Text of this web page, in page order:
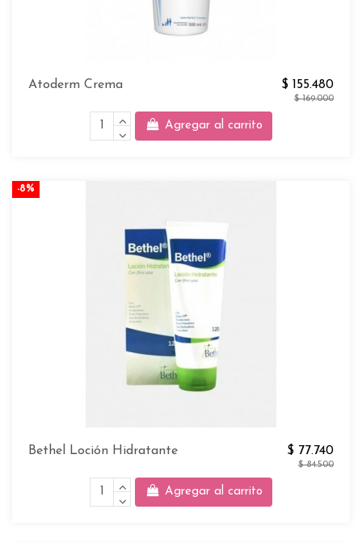
Atoderm Crema $ 155.480
$ 169.000
Agregar al carrito
-8%
Bethel Loción Hidratante $ 77.740
$ 84.500
Agregar al carrito